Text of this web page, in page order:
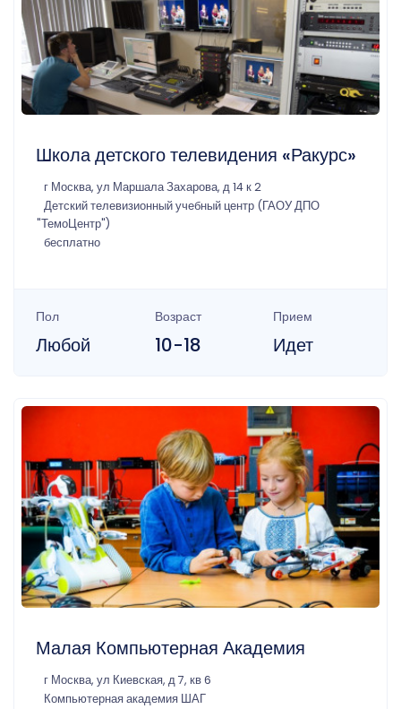
Школа детского телевидения «Ракурс»
г Москва, ул Маршала Захарова, д 14 к 2
Детский телевизионный учебный центр (ГАОУ ДПО
"ТемоЦентр")
бесплатно
Пол
Любой
Возраст
10-18
Прием
Идет
Малая Компьютерная Академия
г Москва, ул Киевская, д 7, кв 6
Компьютерная академия ШАГ